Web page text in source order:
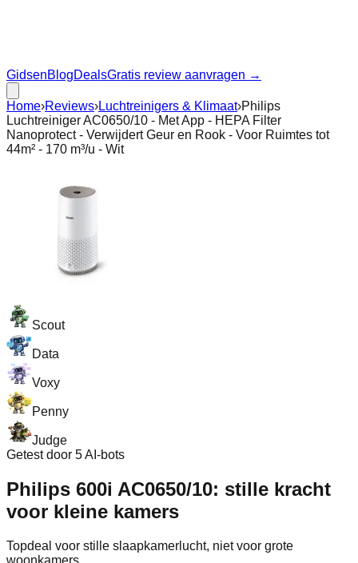
GidsenBlogDealsGratis review aanvragen →
Home›Reviews›Luchtreinigers & Klimaat›Philips
Luchtreiniger AC0650/10 - Met App - HEPA Filter
Nanoprotect - Verwijdert Geur en Rook - Voor Ruimtes tot
44m² - 170 m³/u - Wit
Scout
Data
Voxy
Penny
Judge
Getest door 5 AI-bots
Philips 600i AC0650/10: stille kracht
voor kleine kamers
Topdeal voor stille slaapkamerlucht, niet voor grote
woonkamers.